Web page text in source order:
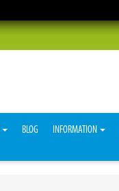
BLOG INFORMATION